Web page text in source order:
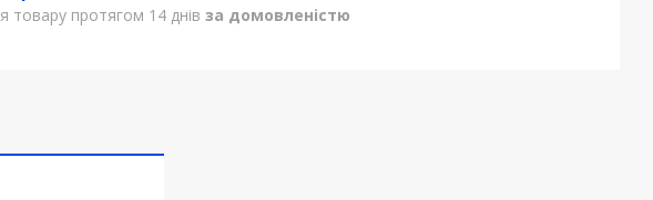
товару протягом 14 днів за домовленістю